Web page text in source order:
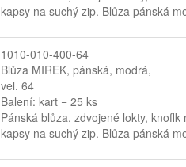
kapsy na suchý zip. Blůza pánská
1010-010-400-64
Blůza MIREK, pánská, modrá,
vel. 64
Balení: kart = 25 ks
Pánská blůza, zdvojené lokty,
kapsy na suchý zip. Blůza pánská